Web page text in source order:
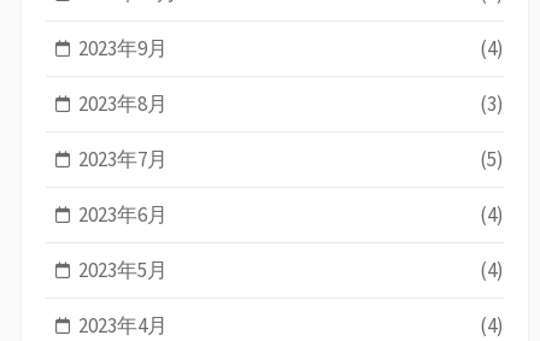
2023年9月 (4)
2023年8月 (3)
2023年7月 (5)
2023年6月 (4)
2023年5月 (4)
2023年4月 (4)